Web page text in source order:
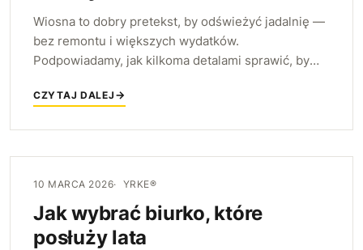
Wiosna to dobry pretekst, by odświeżyć jadalnię —
bez remontu i większych wydatków.
Podpowiadamy, jak kilkoma detalami sprawić, by
komfort przy stole.
CZYTAJ DALEJ
10 MARCA 2026 YRKE®
Jak wybrać biurko, które
posłuży lata